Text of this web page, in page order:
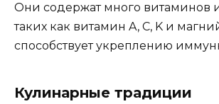
Они содержат много витаминов
таких как витамин A, C, K и
способствует укреплению
Кулинарные традиции